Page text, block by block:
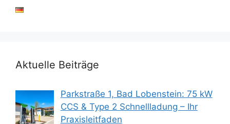
Aktuelle Beiträge
Parkstraße 1, Bad Lobenstein: 75 kW
CCS & Type 2 Schnellladung – Ihr
Praxisleitfaden